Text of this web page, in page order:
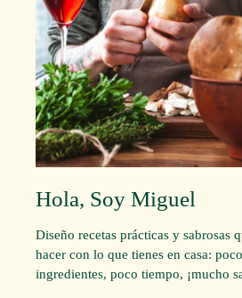
Hola, Soy Miguel
Diseño recetas prácticas y sabrosas
hacer con lo que tienes en casa:
ingredientes, poco tiempo, ¡mucho